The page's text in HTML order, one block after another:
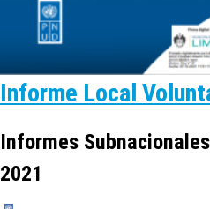
Informe Local
Informes
2021